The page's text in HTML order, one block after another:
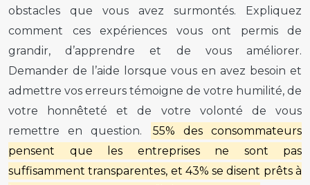
obstacles que vous avez surmontés. Expliquez
comment ces expériences vous ont permis de
grandir, d’apprendre et de vous améliorer.
Demander de l’aide lorsque vous en avez besoin et
admettre vos erreurs témoigne de votre humilité, de
votre honnêteté et de votre volonté de vous
remettre en question.
55% des consommateurs
pensent que les entreprises ne sont pas
suffisamment transparentes, et 43% se disent prêts à